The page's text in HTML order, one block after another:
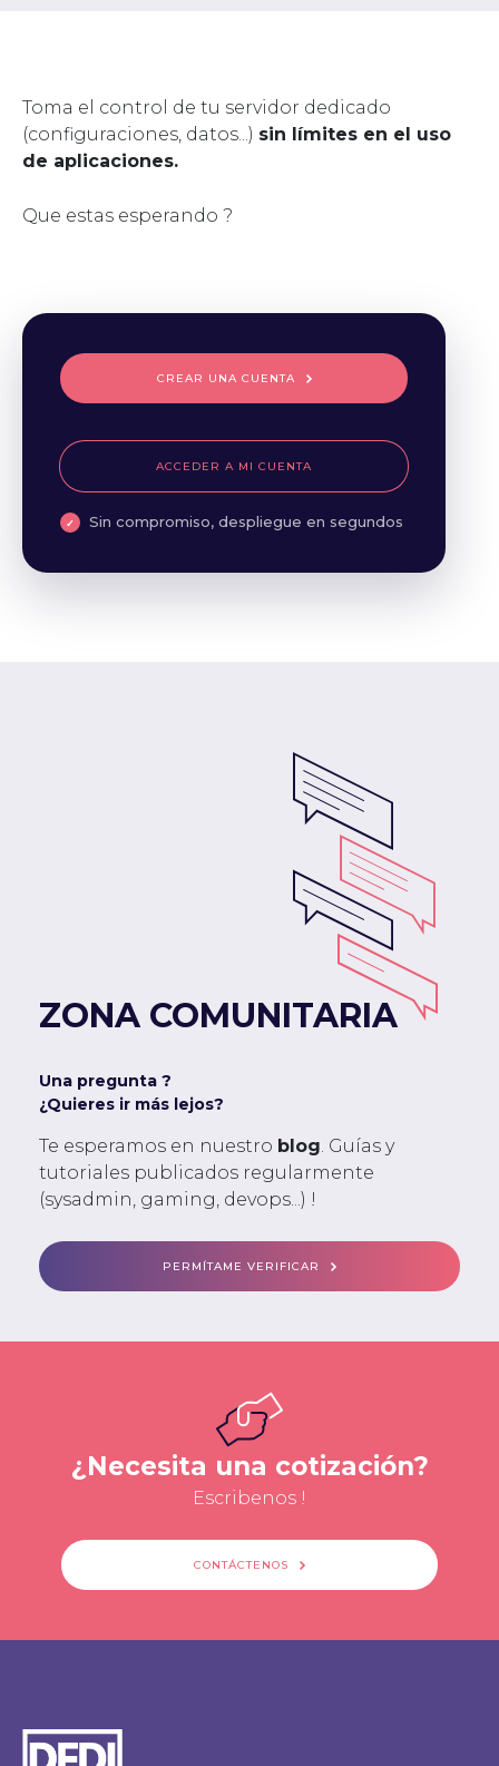
Toma el control de tu servidor dedicado
(configuraciones, datos...) sin límites en el uso
de aplicaciones.
Que estas esperando ?
CREAR UNA CUENTA
ACCEDER A MI CUENTA
Sin compromiso, despliegue en segundos
ZONA COMUNITARIA
Una pregunta ?
¿Quieres ir más lejos?
Te esperamos en nuestro blog. Guías y
tutoriales publicados regularmente
(sysadmin, gaming, devops...) !
PERMÍTAME VERIFICAR
¿Necesita una cotización?
Escribenos !
CONTÁCTENOS